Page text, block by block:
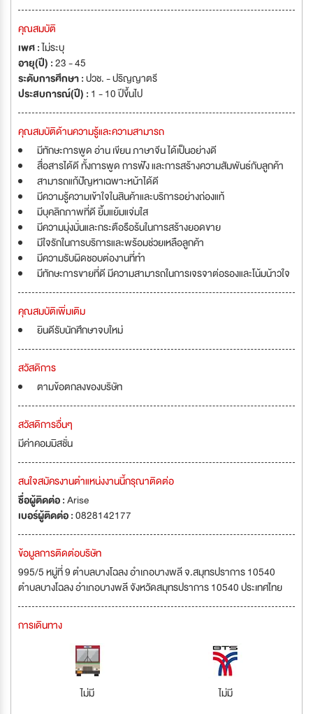
คุณสมบัติ
เพศ :ไม่ระบุ
อายุ(ปี) :23 - 45
ระดับการศึกษา :ปวช. - ปริญญาตรี
ประสบการณ์(ปี) : 1 - 10 ปีขึ้นไป
คุณสมบัติด้านความรู้และความสามารถ
มีทักษะการพูด อ่าน เขียน ภาษาจีน ได้เป็นอย่างดี
สื่อสารได้ดี ทั้งการพูด การฟัง และการสร้างความสัมพันธ์กับลูกค้า
สามารถแก้ปัญหาเฉพาะหน้าได้ดี
มีความรู้ความเข้าใจในสินค้าและบริการอย่างถ่องแท้
มีบุคลิกภาพที่ดี ยิ้มแย้มแจ่มใส
มีความมุ่งมั่นและกระตือรือร้นในการสร้างยอดขาย
มีใจรักในการบริการและพร้อมช่วยเหลือลูกค้า
มีความรับผิดชอบต่องานที่ทำ
มีทักษะการขายที่ดี มีความสามารถในการเจรจาต่อรองและโน้มน้าวใจ
คุณสมบัติเพิ่มเติม
ยินดีรับนักศึกษาจบใหม่
สวัสดิการ
ตามข้อตกลงของบริษัท
สวัสดิการอื่นๆ
มีค่าคอมมิสชั่น
สนใจสมัครงานตำแหน่งงานนี้กรุณาติดต่อ
ชื่อผู้ติดต่อ :Arise
เบอร์ผู้ติดต่อ :0828142177
ข้อมูลการติดต่อบริษัท
995/5 หมู่ที่ 9 ตำบลบางโฉลง อำเภอบางพลี จ.สมุทรปราการ 10540
ตำบลบางโฉลง อำเภอบางพลี จังหวัดสมุทรปราการ 10540 ประเทศไทย
การเดินทาง
ไม่มี ไม่มี